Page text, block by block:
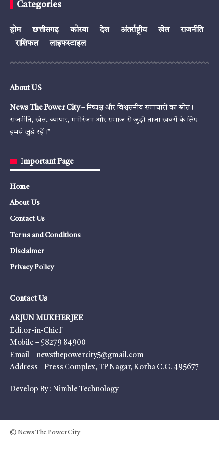
Categories
होम छत्तीसगढ़ कोरबा देश अंतर्राष्ट्रीय खेल
राजनीति
राशिफल
लाइफस्टाइल
About US
News The Power City– निष्पक्ष और विश्वसनीय समाचारों का स्रोत।
राजनीति, खेल, व्यापार, मनोरंजन और समाज से जुड़ी ताज़ा खबरों के लिए
हमसे जुड़े रहें।”
Important Page
Home
About Us
Contact Us
Terms and Conditions
Disclaimer
Privacy Policy
Contact Us
ARJUN MUKHERJEE
Editor-in-Chief
Mobile – 98279 84900
Email – newsthepowercity5@gmail.com
Address – Press Complex, TP Nagar, Korba C.G. 495677
Develop By : Nimble Technology
© News The Power City